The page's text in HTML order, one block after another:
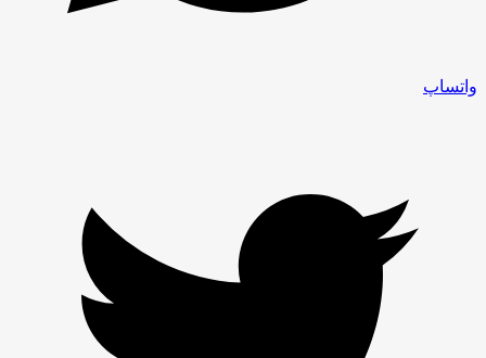
واتساپ